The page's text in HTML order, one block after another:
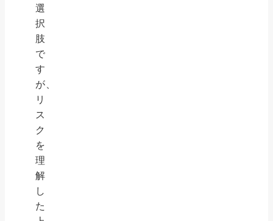
選
択
肢
で
す
が、
リ
ス
ク
を
理
解
し
た